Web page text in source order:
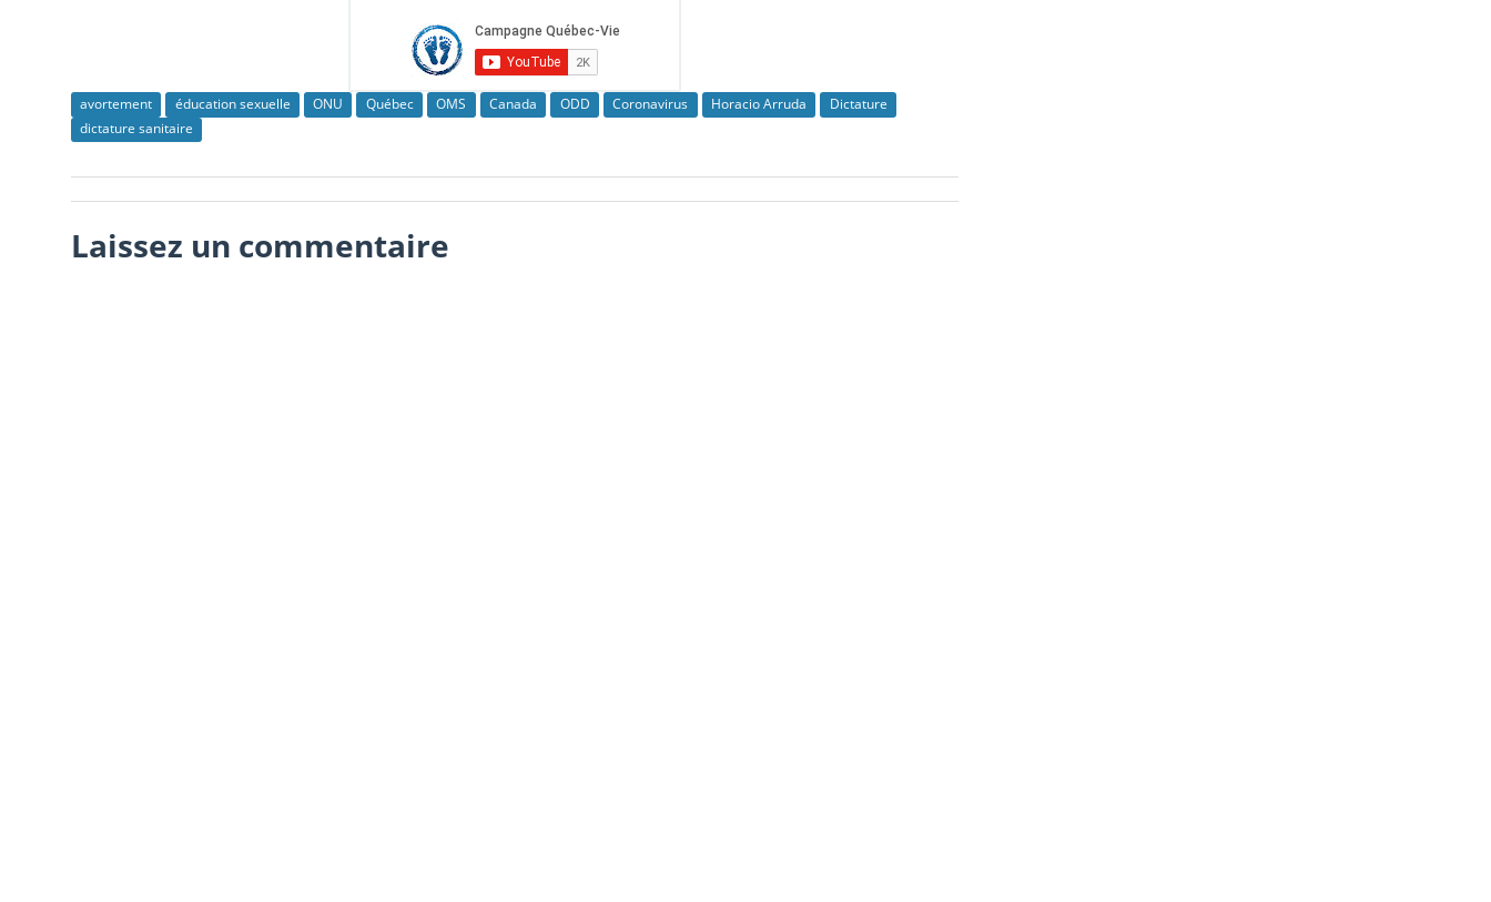
avortement éducation sexuelle ONU Québec OMS Canada ODD Coronavirus Horacio Arruda
Dictature
dictature sanitaire
Laissez un commentaire